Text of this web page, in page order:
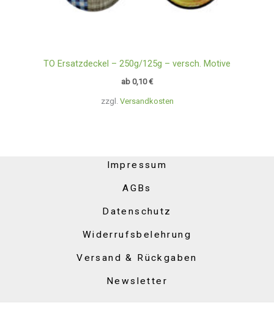
zzgl. Versandkosten
TO Ersatzdeckel – 250g/125g – versch. Motive
ab 0,10€
Impressum
AGBs
Datenschutz
Widerrufsbelehrung
Versand & Rückgaben
Newsletter